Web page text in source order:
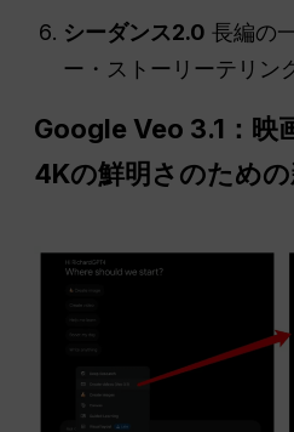
シーダンス2.0 長編の
ー・ストーリーテリン
Google Veo 3.1：映
4Kの鮮明さのため